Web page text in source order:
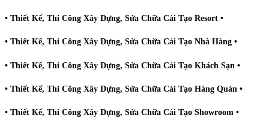
• Thiết Kế, Thi Công Xây Dựng, Sửa Chữa Cải Tạo Resort •
• Thiết Kế, Thi Công Xây Dựng, Sửa Chữa Cải Tạo Nhà Hàng •
• Thiết Kế, Thi Công Xây Dựng, Sửa Chữa Cải Tạo Khách Sạn •
• Thiết Kế, Thi Công Xây Dựng, Sửa Chữa Cải Tạo Hàng Quán •
• Thiết Kế, Thi Công Xây Dựng, Sửa Chữa Cải Tạo Showroom •